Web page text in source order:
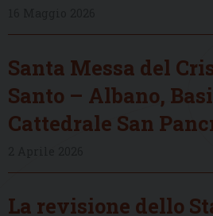
Santa Messa del
Santo – Albano,
Cattedrale San
La revisione dello